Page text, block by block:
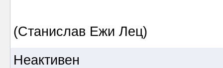
(Станислав Ежи Лец)
Неактивен